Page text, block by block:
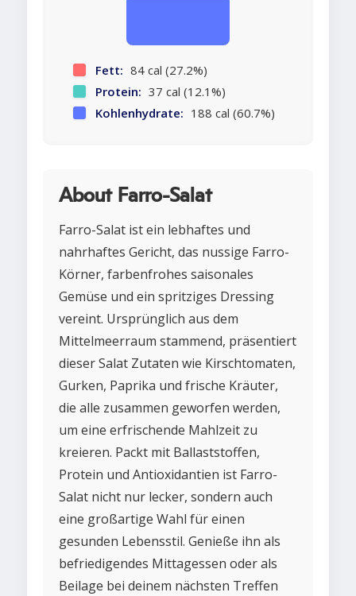
Fett: 84 cal (27.2%)
Protein: 37 cal (12.1%)
Kohlenhydrate: 188 cal (60.7%)
About Farro-Salat
Farro-Salat ist ein lebhaftes und
nahrhaftes Gericht, das nussige Farro-
Körner, farbenfrohes saisonales
Gemüse und ein spritziges Dressing
vereint. Ursprünglich aus dem
Mittelmeerraum stammend, präsentiert
dieser Salat Zutaten wie Kirschtomaten,
Gurken, Paprika und frische Kräuter,
die alle zusammen geworfen werden,
um eine erfrischende Mahlzeit zu
kreieren. Packt mit Ballaststoffen,
Protein und Antioxidantien ist Farro-
Salat nicht nur lecker, sondern auch
eine großartige Wahl für einen
gesunden Lebensstil. Genieße ihn als
befriedigendes Mittagessen oder als
Beilage bei deinem nächsten Treffen